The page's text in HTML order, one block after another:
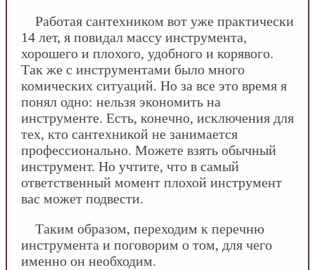
Работая сантехником вот уже практически
14 лет, я повидал массу инструмента,
хорошего и плохого, удобного и корявого.
Так же с инструментами было много
комических ситуаций. Но за все это время я
понял одно: нельзя экономить на
инструменте. Есть, конечно, исключения для
тех, кто сантехникой не занимается
профессионально. Можете взять обычный
инструмент. Но учтите, что в самый
ответственный момент плохой инструмент
вас может подвести.
Таким образом, переходим к перечню
инструмента и поговорим о том, для чего
именно он необходим.